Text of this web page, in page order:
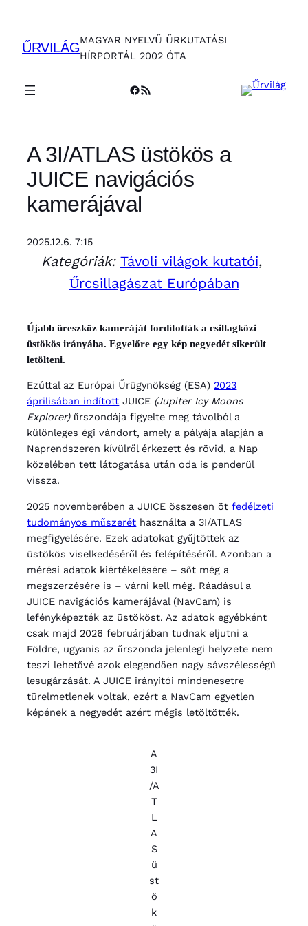
tartalomhoz
ŰRVILÁG
MAGYAR NYELVŰ ŰRKUTATÁSI
HÍRPORTÁL 2002 ÓTA
Facebook
RSS Feed
A 3I/ATLAS üstökös a
JUICE navigációs
kamerájával
2025.12.6. 7:15
Kategóriák: Távoli világok kutatói
Űrcsillagászat Európában
Újabb űreszköz kameráját fordították a csillagközi
üstökös irányába. Egyelőre egy kép negyedét sikerült
letölteni.
Ezúttal az Európai Űrügynökség (ESA) 2023
áprilisában indított JUICE (Jupiter Icy Moons
Explorer)űrszondája figyelte meg távolból a
különleges égi vándort, amely a pályája alapján a
Naprendszeren kívülről érkezett és rövid, a Nap
közelében tett látogatása után oda is penderül
vissza.
2025 novemberében a JUICE összesen ötfedélzeti
tudományos műszerét használta a 3I/ATLAS
megfigyelésére. Ezek adatokat gyűjtöttek az
üstökös viselkedéséről és felépítéséről. Azonban a
mérési adatok kiértékelésére – sőt még a
megszerzésére is – várni kell még. Ráadásul a
JUICE navigációs kamerájával (NavCam) is
lefényképezték az üstököst. Az adatok egyébként
csak majd 2026 februárjában tudnak eljutni a
Földre, ugyanis az űrszonda jelenlegi helyzete nem
teszi lehetővé azok elegendően nagy sávszélességű
lesugárzását. A JUICE irányítói mindenesetre
türelmetlenek voltak, ezért a NavCam egyetlen
képének a negyedét azért mégis letöltötték.
A
3I
/A
T
L
A
S
ü
st
ö
k